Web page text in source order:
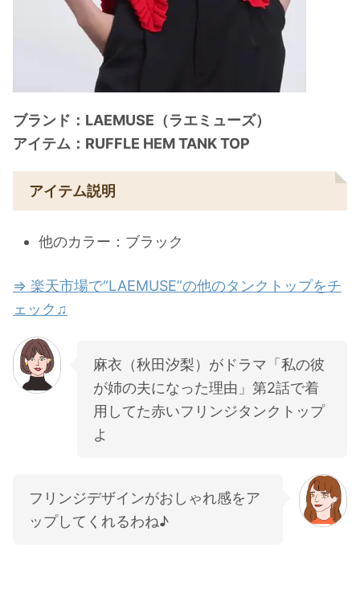
ブランド：LAEMUSE（ラエミューズ）
アイテム：RUFFLE HEM TANK TOP
アイテム説明
他のカラー：ブラック
⇒ 楽天市場で“LAEMUSE”の他のタンクトップをチ
ェック♫
麻衣（秋田汐梨）がドラマ「私の彼
が姉の夫になった理由」第2話で着
用してた赤いフリンジタンクトップ
よ
フリンジデザインがおしゃれ感をア
ップしてくれるわね♪